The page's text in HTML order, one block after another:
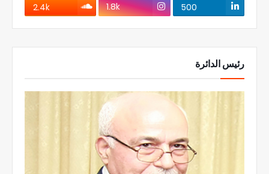
500
1.8k
2.4k
رئيس الدائرة